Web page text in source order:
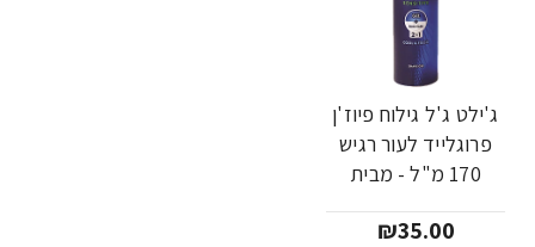
ג'ילט ג'ל גילוח פיוז'ן
פרוגלייד לעור רגיש
170 מ"ל - מבית
₪35.00